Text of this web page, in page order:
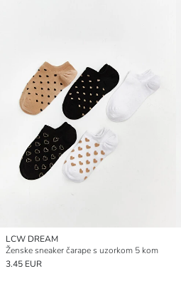
LCW DREAM
Ženske sneaker čarape s uzorkom 5 kom
3.45 EUR